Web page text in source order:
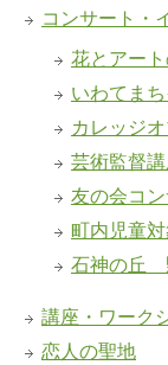
コンサート・
花とアー
いわてま
カレッジ
芸術監督
友の会コ
町内児童
石神の丘
講座・ワーク
恋人の聖地